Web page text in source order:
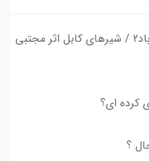
کتاب مجیدو بارسا و تیم ملی دارآباد2 / شیرهای کابل اثر مجتبی
کرده ای؟
؟